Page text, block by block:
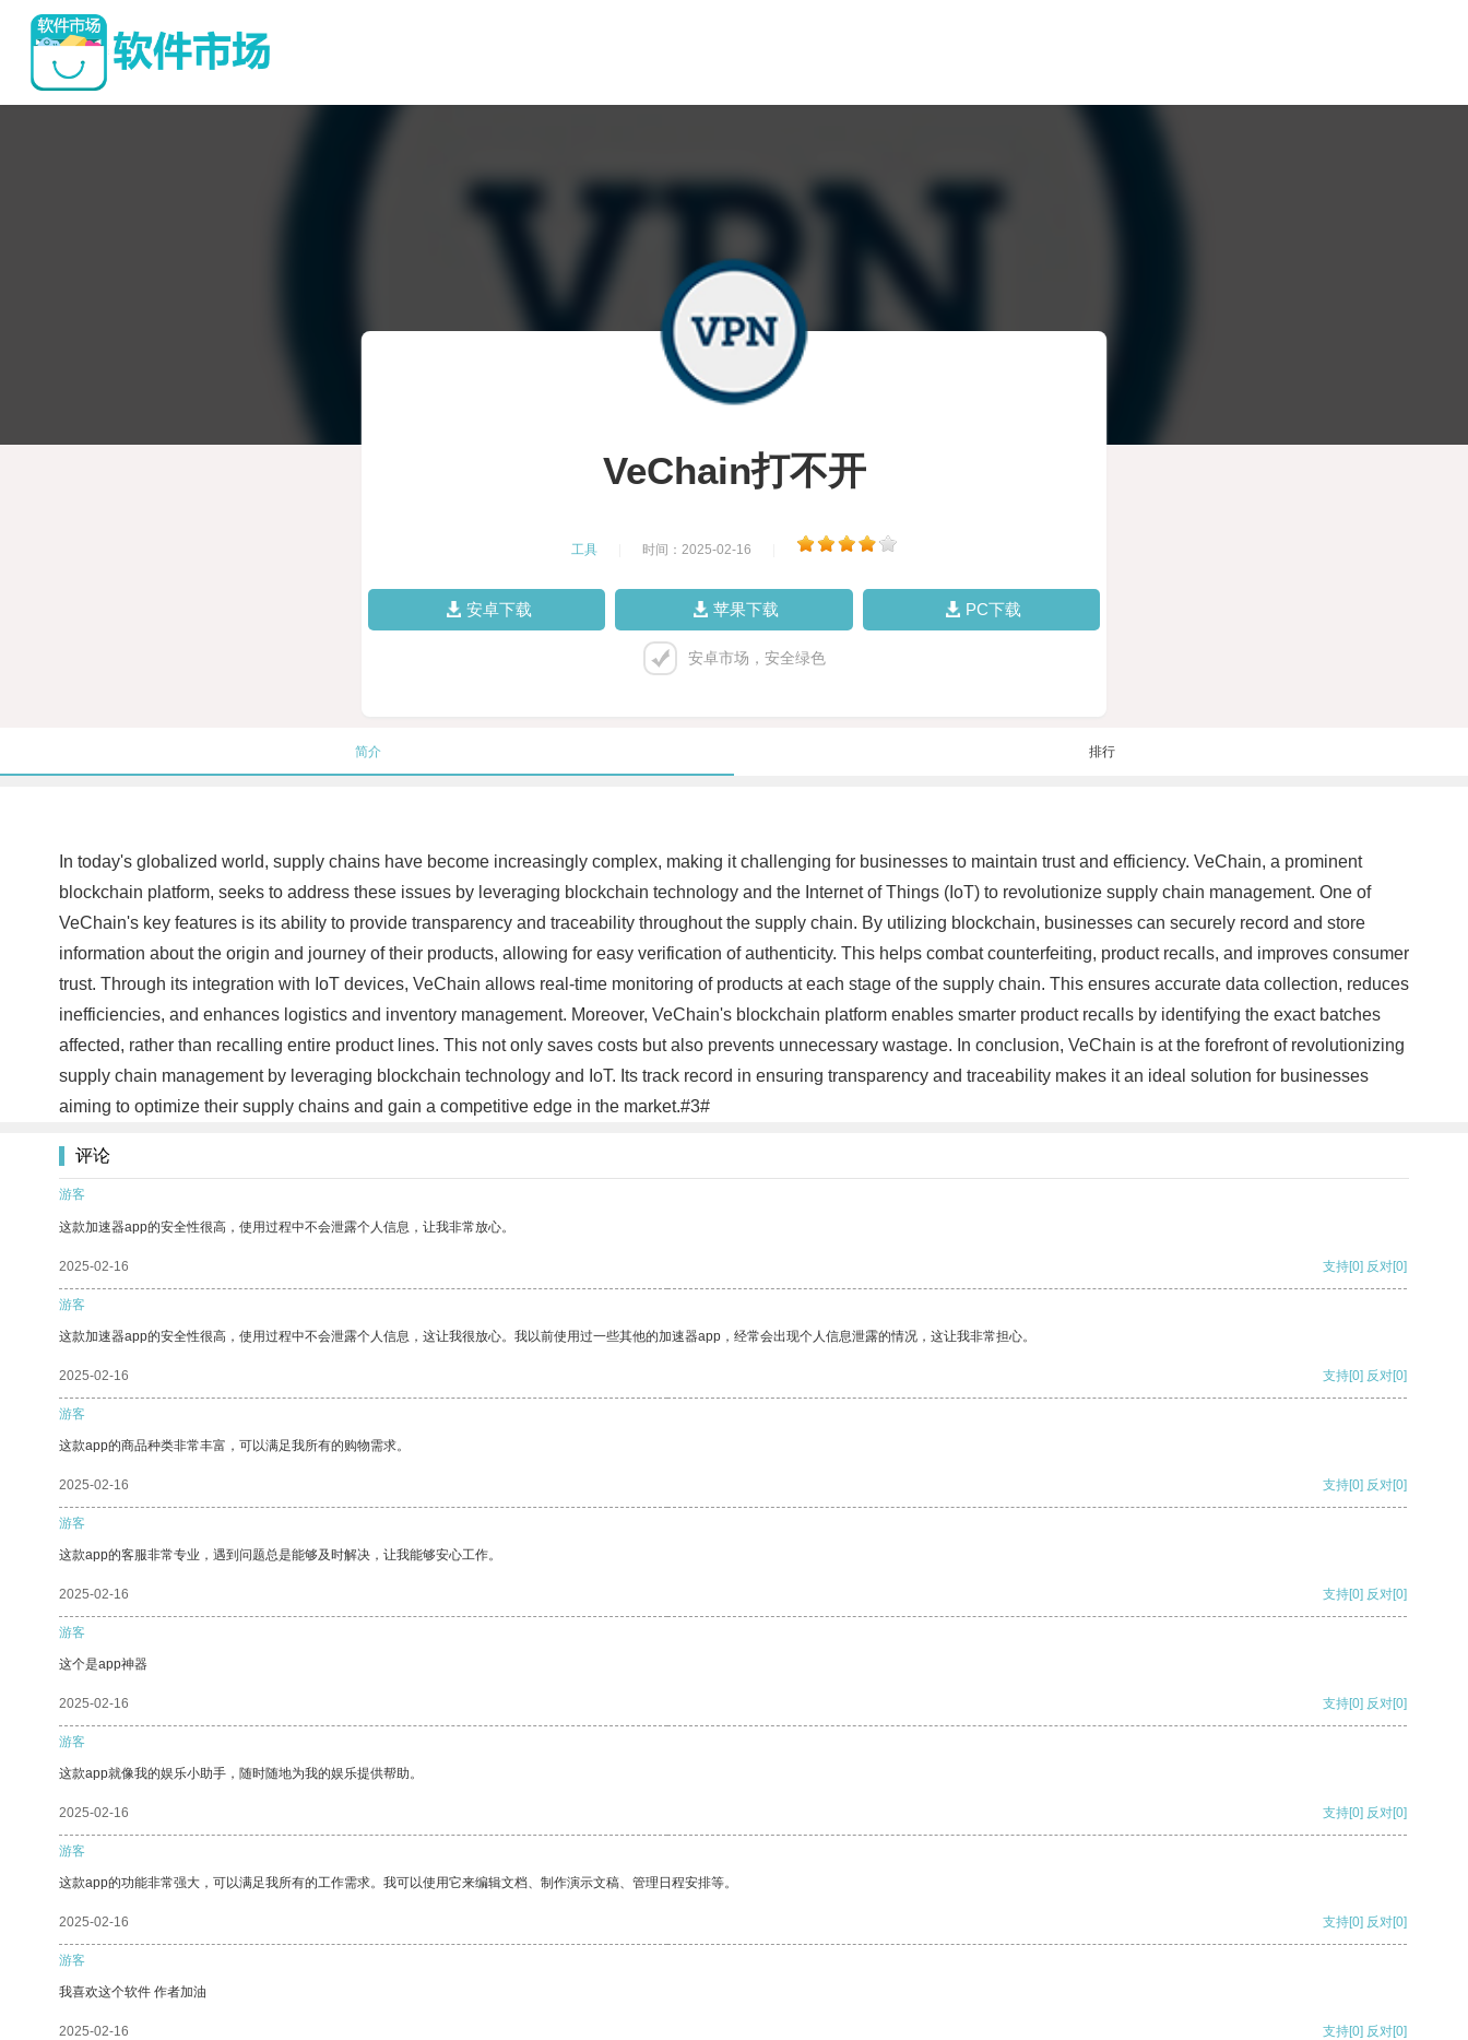
VeChain打不开
工具 时间：2025-02-16
安卓下载 苹果下载 PC下载
安卓市场，安全绿色
简介 排行
In today's globalized world, supply chains have become increasingly complex, making it challenging for businesses to maintain trust and efficiency. VeChain, a prominent
blockchain platform, seeks to address these issues by leveraging blockchain technology and the Internet of Things (IoT) to revolutionize supply chain management. One of
VeChain's key features is its ability to provide transparency and traceability throughout the supply chain. By utilizing blockchain, businesses can securely record and store
information about the origin and journey of their products, allowing for easy verification of authenticity. This helps combat counterfeiting, product recalls, and improves consumer
trust. Through its integration with IoT devices, VeChain allows real-time monitoring of products at each stage of the supply chain. This ensures accurate data collection, reduces
inefficiencies, and enhances logistics and inventory management. Moreover, VeChain's blockchain platform enables smarter product recalls by identifying the exact batches
affected, rather than recalling entire product lines. This not only saves costs but also prevents unnecessary wastage. In conclusion, VeChain is at the forefront of revolutionizing
supply chain management by leveraging blockchain technology and IoT. Its track record in ensuring transparency and traceability makes it an ideal solution for businesses
aiming to optimize their supply chains and gain a competitive edge in the market.#3#
评论
游客
这款加速器app的安全性很高，使用过程中不会泄露个人信息，让我非常放心。
2025-02-16 支持[0] 反对[0]
游客
这款加速器app的安全性很高，使用过程中不会泄露个人信息，这让我很放心。我以前使用过一些其他的加速器app，经常会出现个人信息泄露的情况，这让我非常担心。
2025-02-16 支持[0] 反对[0]
游客
这款app的商品种类非常丰富，可以满足我所有的购物需求。
2025-02-16 支持[0] 反对[0]
游客
这款app的客服非常专业，遇到问题总是能够及时解决，让我能够安心工作。
2025-02-16 支持[0] 反对[0]
游客
这个是app神器
2025-02-16 支持[0] 反对[0]
游客
这款app就像我的娱乐小助手，随时随地为我的娱乐提供帮助。
2025-02-16 支持[0] 反对[0]
游客
这款app的功能非常强大，可以满足我所有的工作需求。我可以使用它来编辑文档、制作演示文稿、管理日程安排等。
2025-02-16 支持[0] 反对[0]
游客
我喜欢这个软件 作者加油
2025-02-16 支持[0] 反对[0]